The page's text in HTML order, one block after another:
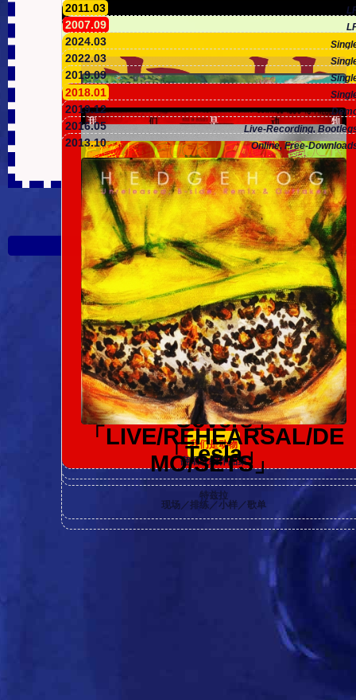
「Crow Valley - It's All C
onnected」
乌鸦谷 - 晕晕众生，命命相连
「Sound Of Life Toward
s...」
生之响往...
「Phantom Pop St★r」
幻象波普星
2011.03
「HoneyedAndKille
d」
甜蜜与杀害
2007.09
「Noise HitWorld」
噪音袭击世界
2024.03
「Shao Lin」
少林
2022.03
「Still Alive · Enjoy This
Moment」
尚活 · 尽享此刻
2019.09
「Nothing Means Anythi
ng But Only Music」
此生无可恋，唯曲悦丹田
2018.01
「We Are Animals」
我们是动物
2019.12
「Covers」
翻唱改编作品集
2016.05 Live-Recording,
「LIVE/REHEARSAL/DE
MO/SETS」
现场／排练／小样／歌单
2013.10 Online, Free-
「Tesla」
特兹拉
Contact Us @刺猬乐队 @子
2005-2026
POWERED BY ↓
[京ICP备1502